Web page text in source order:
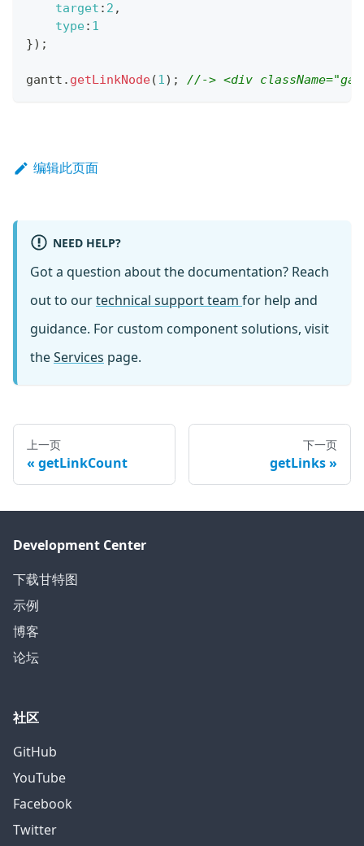
target : 2 ,
type: 1
}) ;
gantt . getLinkNode(1) ; //-> <div
编辑此页面
NEED HELP?
Got a question about the documentation? Reach
out to ourtechnical support team for help and
guidance. For custom component solutions, visit
theServices page.
上一页
getLinkCount
下一页
getLinks
Development Center
下载甘特图
示例
博客
论坛
社区
GitHub
YouTube
Facebook
Twitter